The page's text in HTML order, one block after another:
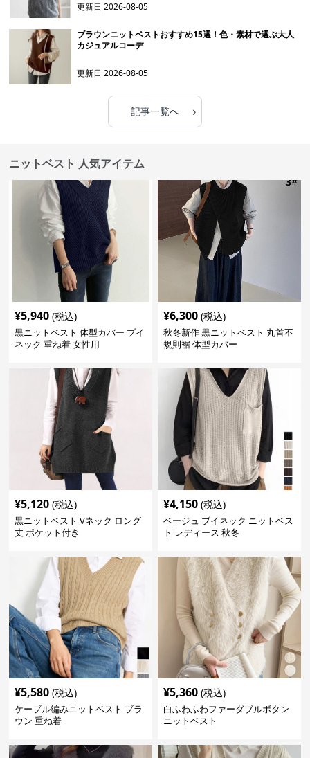
更新日2026-08-05
ブラウンニットベストおすすめ15選！色・素材で選ぶ大人
カジュアルコーデ
更新日2026-08-05
記事一覧へ ›
ニットベスト 人気アイテム
¥5,940 (税込)
黒ニットベスト 体型カバー ブイ
ネック 重ね着 女性用
¥6,300 (税込)
秋冬新作 黒ニットベスト 丸首不
規則裾 体型カバー
¥5,120 (税込)
黒ニットベスト Vネック ロング
丈 ポケット付き
¥4,150 (税込)
ベージュ ブイネック ニットベス
ト レディース 秋冬
¥5,580 (税込)
ケーブル編みニットベスト ブラ
ウン 重ね着
¥5,360 (税込)
白ふわふわファーダブルボタン
ニットベスト